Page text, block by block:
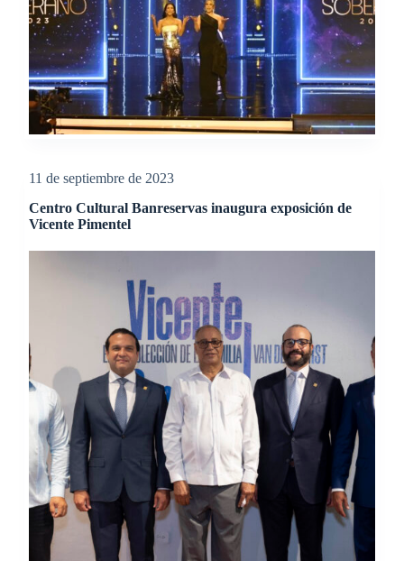
11 de septiembre de 2023
Centro Cultural Banreservas inaugura exposición de
Vicente Pimentel